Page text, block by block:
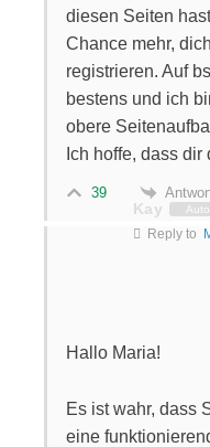
diesen Seiten
Chance mehr,
registrieren. Auf
bestens und ich
obere
Ich hoffe, dass dir
39
Kay
Reply to
Hallo Maria!
Es ist wahr, dass
eine